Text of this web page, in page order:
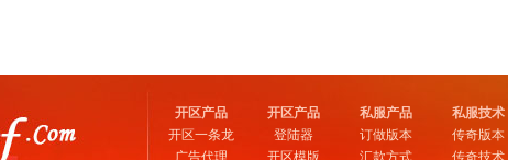
开区产品
开区一条龙
广告代理
开区产品
登陆器
开区模版
私服产品
订做版本
汇款方式
私服技术
传奇版本
传奇技术